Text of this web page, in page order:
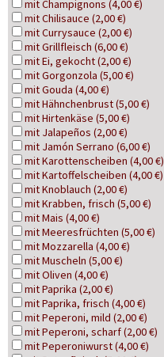
mit Champignons (4,00 €)
mit Chilisauce (2,00 €)
mit Currysauce (2,00 €)
mit Grillfleisch (6,00 €)
mit Ei, gekocht (2,00 €)
mit Gorgonzola (5,00 €)
mit Gouda (4,00 €)
mit Hähnchenbrust (5,00 €)
mit Hirtenkäse (5,00 €)
mit Jalapeños (2,00 €)
mit Jamón Serrano (6,00 €)
mit Karottenscheiben (4,00 €)
mit Kartoffelscheiben (4,00 €)
mit Knoblauch (2,00 €)
mit Krabben, frisch (5,00 €)
mit Mais (4,00 €)
mit Meeresfrüchten (5,00 €)
mit Mozzarella (4,00 €)
mit Muscheln (5,00 €)
mit Oliven (4,00 €)
mit Paprika (2,00 €)
mit Paprika, frisch (4,00 €)
mit Peperoni, mild (2,00 €)
mit Peperoni, scharf (2,00 €)
mit Peperoniwurst (4,00 €)